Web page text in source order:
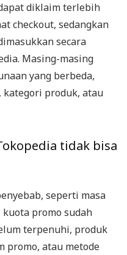
diklaim terlebih
checkout, sedangkan
secara
Masing-masing
yang berbeda,
produk, atau
tidak bisa
seperti masa
promo sudah
terpenuhi, produk
promo, atau metode